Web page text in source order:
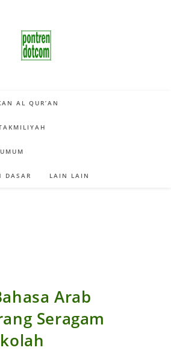
AL QUR’AN
DASAR LAIN LAIN
Arab
Seragam